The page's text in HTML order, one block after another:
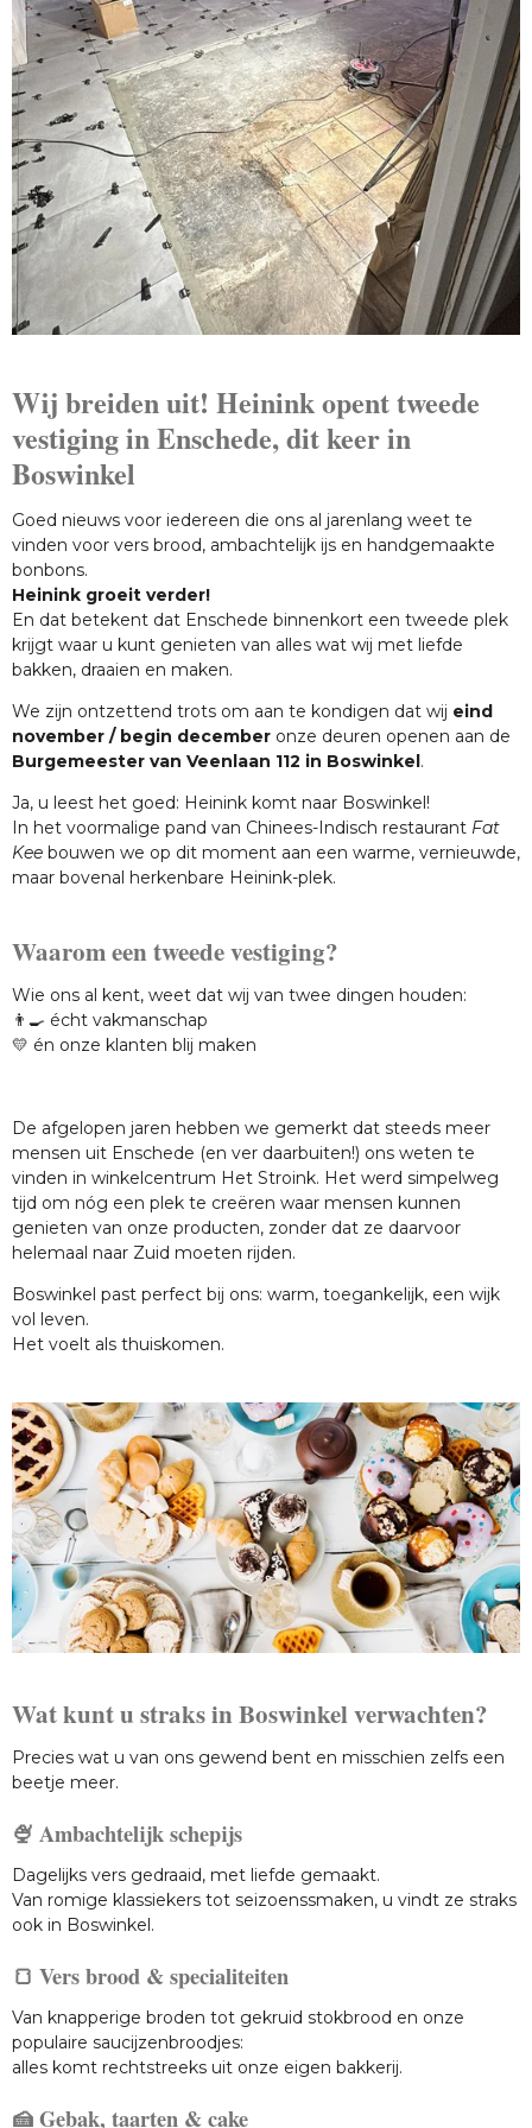
Wij breiden uit! Heinink opent tweede
vestiging in Enschede, dit keer in
Boswinkel
Goed nieuws voor iedereen die ons al jarenlang weet te
vinden voor vers brood, ambachtelijk ijs en handgemaakte
bonbons.
Heinink groeit verder!
En dat betekent dat Enschede binnenkort een tweede plek
krijgt waar u kunt genieten van alles wat wij met liefde
bakken, draaien en maken.
We zijn ontzettend trots om aan te kondigen dat wij eind
november / begin december onze deuren openen aan de
Burgemeester van Veenlaan 112 in Boswinkel.
Ja, u leest het goed: Heinink komt naar Boswinkel!
In het voormalige pand van Chinees-Indisch restaurant Fat
Kee bouwen we op dit moment aan een warme, vernieuwde,
maar bovenal herkenbare Heinink-plek.
Waarom een tweede vestiging?
Wie ons al kent, weet dat wij van twee dingen houden:
👨‍🍳 écht vakmanschap
💛 én onze klanten blij maken
De afgelopen jaren hebben we gemerkt dat steeds meer
mensen uit Enschede (en ver daarbuiten!) ons weten te
vinden in winkelcentrum Het Stroink. Het werd simpelweg
tijd om nóg een plek te creëren waar mensen kunnen
genieten van onze producten, zonder dat ze daarvoor
helemaal naar Zuid moeten rijden.
Boswinkel past perfect bij ons: warm, toegankelijk, een wijk
vol leven.
Het voelt als thuiskomen.
Wat kunt u straks in Boswinkel verwachten?
Precies wat u van ons gewend bent en misschien zelfs een
beetje meer.
🍨 Ambachtelijk schepijs
Dagelijks vers gedraaid, met liefde gemaakt.
Van romige klassiekers tot seizoenssmaken, u vindt ze straks
ook in Boswinkel.
🍞 Vers brood & specialiteiten
Van knapperige broden tot gekruid stokbrood en onze
populaire saucijzenbroodjes:
alles komt rechtstreeks uit onze eigen bakkerij.
🍰 Gebak, taarten & cake